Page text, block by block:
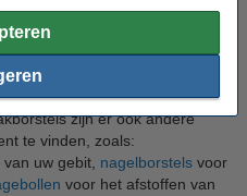
zijn er ook andere
te vinden, zoals:
uw gebit, nagelborstels voor
voor het afstoffen van